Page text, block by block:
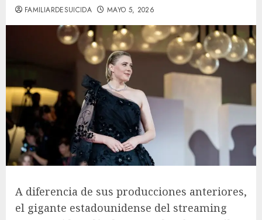
FAMILIARDESUICIDA MAYO 5, 2026
A diferencia de sus producciones anteriores,
el gigante estadounidense del streaming